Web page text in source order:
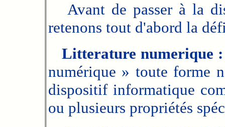
Avant de passer à la
retenons tout d'abord la
Litterature numerique :
numérique » toute forme
dispositif informatique
ou plusieurs propriétés